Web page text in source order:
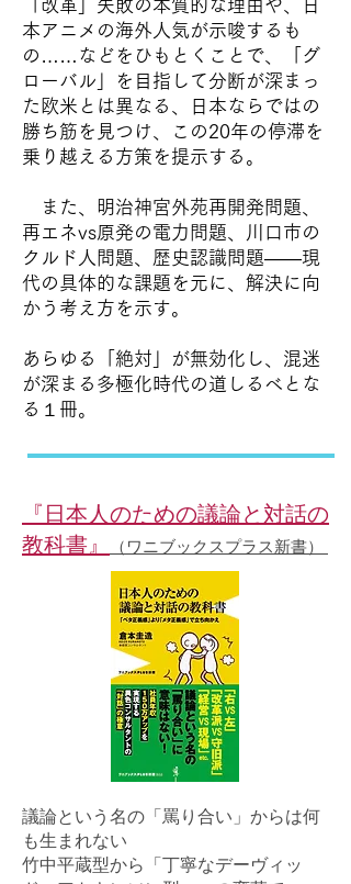
「改革」失敗の本質的な理由や、日
本アニメの海外人気が示唆するも
の……などをひもとくことで、「グ
ローバル」を目指して分断が深まっ
た欧米とは異なる、日本ならではの
勝ち筋を見つけ、この20年の停滞を
乗り越える方策を提示する。
また、明治神宮外苑再開発問題、
再エネvs原発の電力問題、川口市の
クルド人問題、歴史認識問題――現
代の具体的な課題を元に、解決に向
かう考え方を示す。
あらゆる「絶対」が無効化し、混迷
が深まる多極化時代の道しるべとな
る１冊。
『日本人のための議論と対話の
教科書』
（ワニブックスプラス新書）
議論という名の「罵り合い」からは何
も生まれない
竹中平蔵型から「丁寧なデーヴィッ